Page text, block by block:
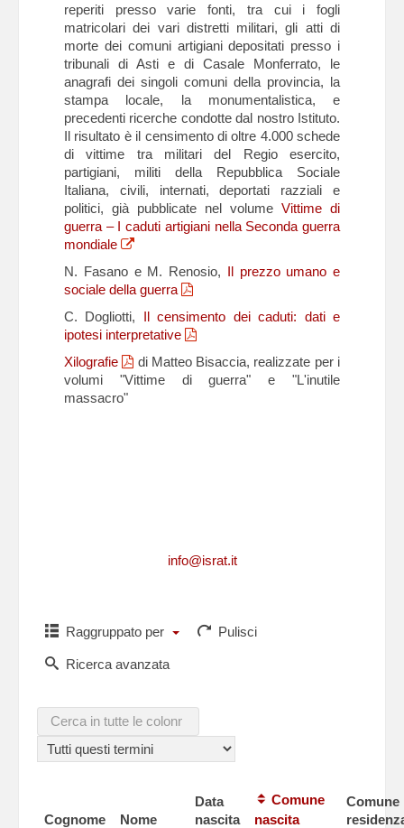
reperiti presso varie fonti, tra cui i fogli
matricolari dei vari distretti militari, gli atti di
morte dei comuni artigiani depositati presso i
tribunali di Asti e di Casale Monferrato, le
anagrafi dei singoli comuni della provincia, la
stampa locale, la monumentalistica, e
precedenti ricerche condotte dal nostro Istituto.
Il risultato è il censimento di oltre 4.000 schede
di vittime tra militari del Regio esercito,
partigiani, militi della Repubblica Sociale
Italiana, civili, internati, deportati razziali e
politici, già pubblicate nel volume Vittime di
guerra – I caduti artigiani nella Seconda guerra
mondiale
N. Fasano e M. Renosio, Il prezzo umano e
sociale della guerra
C. Dogliotti, Il censimento dei caduti: dati e
ipotesi interpretative
Xilografie
di Matteo Bisaccia, realizzate per i
volumi "Vittime di guerra" e "L'inutile
massacro"
info@israt.it
Raggruppato per Pulisci
Ricerca avanzata
Cognome Nome
Data
nascita
Comune
nascita
Comune